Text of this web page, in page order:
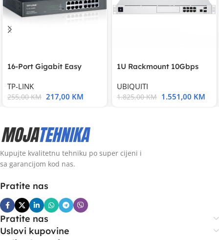
16-Port Gigabit Easy
TP-LINK
255,00KM 217,00 KM
1U Rackmount 10Gbps
UBIQUITI
1.825,00KM 1.551,00 KM
Kupujte kvalitetnu tehniku po super cijeni i
sa garancijom kod nas.
Pratite nas
Pratite nas
Uslovi kupovine